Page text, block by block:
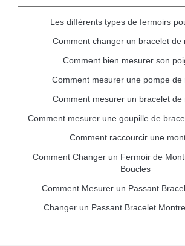
Les différents types de fermoirs
Comment changer un bracelet de
Comment bien mesurer son
Comment mesurer une pompe de
Comment mesurer un bracelet de
Comment mesurer une goupille de
Comment raccourcir une
Comment Changer un Fermoir de
Boucles
Comment Mesurer un Passant
Changer un Passant Bracelet